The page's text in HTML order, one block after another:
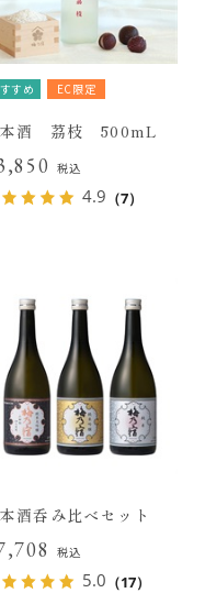
すめ EC限定
酒 茘枝 500mL
税込
4.9 （7）
酒呑み比べセット
税込
5.0 （17）